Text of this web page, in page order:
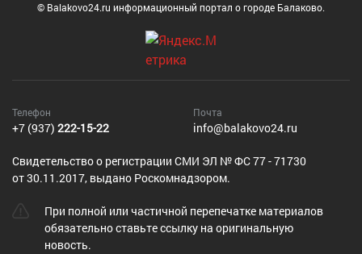
© Balakovo24.ru информационный портал о городе Балаково.
Телефон
+7 (937) 222-15-22
Почта
info@balakovo24.ru
Cвидетельство о регистрации СМИ ЭЛ № ФС 77 - 71730
от 30.11.2017, выдано Роскомнадзором.
При полной или частичной перепечатке материалов
обязательно ставьте ссылку на оригинальную
новость.